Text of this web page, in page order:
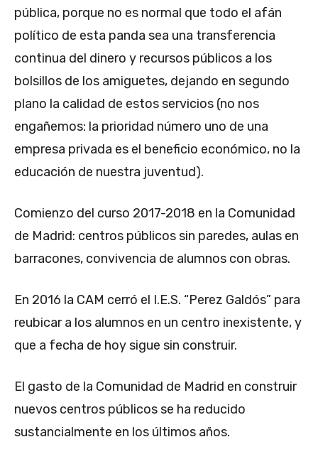
pública, porque no es normal que todo el afán
político de esta panda sea una transferencia
continua del dinero y recursos públicos a los
bolsillos de los amiguetes, dejando en segundo
plano la calidad de estos servicios (no nos
engañemos: la prioridad número uno de una
empresa privada es el beneficio económico, no la
educación de nuestra juventud).
Comienzo del curso 2017-2018 en la Comunidad
de Madrid: centros públicos sin paredes, aulas en
barracones, convivencia de alumnos con obras.
En 2016 la CAM cerró el I.E.S. “Perez Galdós” para
reubicar a los alumnos en un centro inexistente, y
que a fecha de hoy sigue sin construir.
El gasto de la Comunidad de Madrid en construir
nuevos centros públicos se ha reducido
sustancialmente en los últimos años.